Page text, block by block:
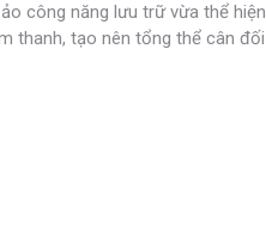
công năng lưu trữ vừa thể
thanh, tạo nên tổng thể cân